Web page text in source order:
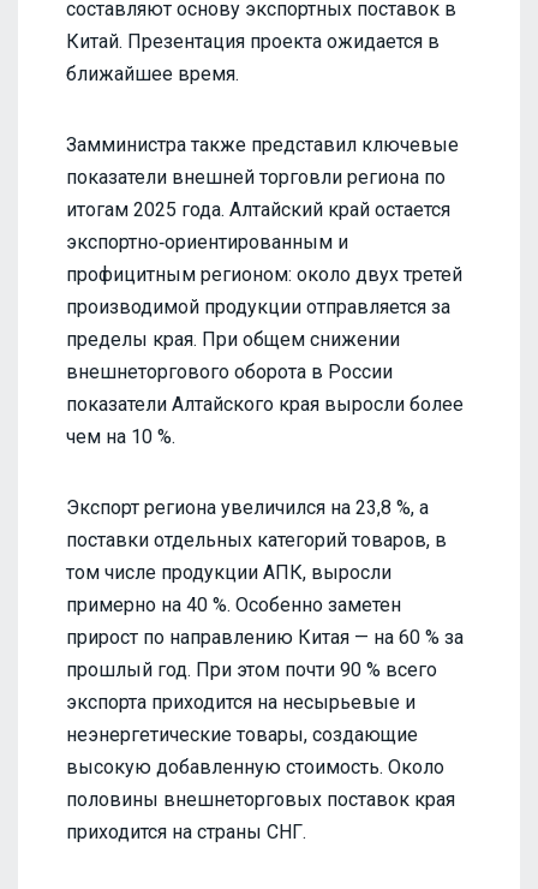
составляют основу экспортных поставок в
Китай. Презентация проекта ожидается в
ближайшее время.
Замминистра также представил ключевые
показатели внешней торговли региона по
итогам 2025 года. Алтайский край остается
экспортно‑ориентированным и
профицитным регионом: около двух третей
производимой продукции отправляется за
пределы края. При общем снижении
внешнеторгового оборота в России
показатели Алтайского края выросли более
чем на 10 %.
Экспорт региона увеличился на 23,8 %, а
поставки отдельных категорий товаров, в
том числе продукции АПК, выросли
примерно на 40 %. Особенно заметен
прирост по направлению Китая — на 60 % за
прошлый год. При этом почти 90 % всего
экспорта приходится на несырьевые и
неэнергетические товары, создающие
высокую добавленную стоимость. Около
половины внешнеторговых поставок края
приходится на страны СНГ.